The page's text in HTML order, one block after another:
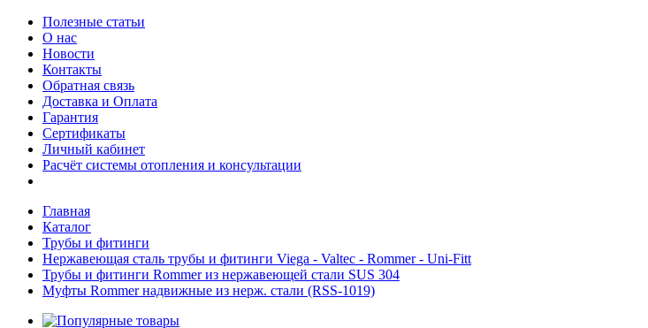
Полезные статьи
О нас
Новости
Контакты
Обратная связь
Доставка и Оплата
Гарантия
Сертификаты
Личный кабинет
Расчёт системы отопления и консультации
Главная
Каталог
Трубы и фитинги
Нержавеющая сталь трубы и фитинги Viega - Valtec - Rommer - Uni-Fitt
Трубы и фитинги Rommer из нержавеющей стали SUS 304
Муфты Rommer надвижные из нерж. стали (RSS-1019)